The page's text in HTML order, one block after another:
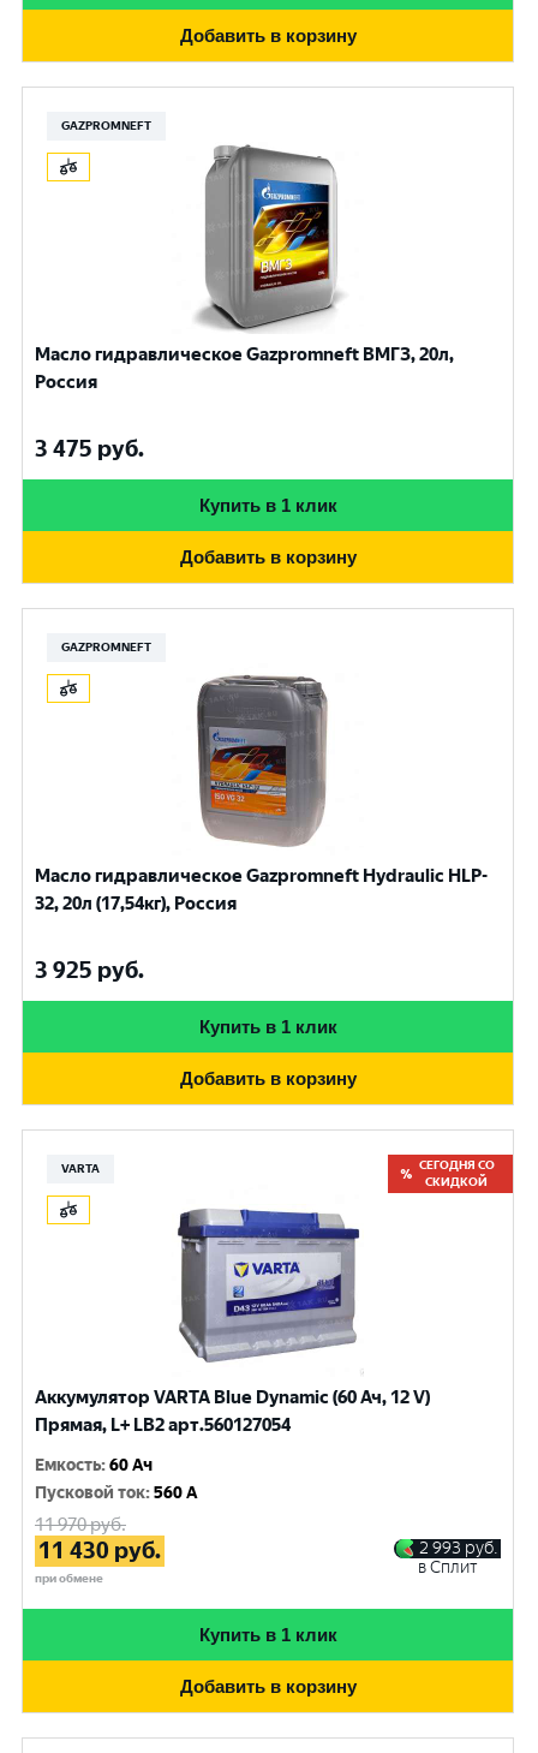
Добавить в корзину
GAZPROMNEFT
Масло гидравлическое Gazpromneft ВМГЗ, 20л,
Россия
3 475 руб.
Купить в 1 клик
Добавить в корзину
GAZPROMNEFT
Масло гидравлическое Gazpromneft Hydraulic HLP-
32, 20л (17,54кг), Россия
3 925 руб.
Купить в 1 клик
Добавить в корзину
VARTA
СЕГОДНЯ СО
СКИДКОЙ
Аккумулятор VARTA Blue Dynamic (60 Ач, 12 V)
Прямая, L+ LB2 арт.560127054
Емкость:60 Ач
Пусковой ток:560 A
11 970руб.
11 430 руб.
при обмене
2 993 руб.
в Сплит
Купить в 1 клик
Добавить в корзину